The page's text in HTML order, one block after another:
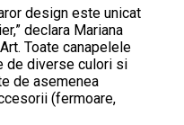
design este unicat
declara Mariana
Toate canapelele
de diverse culori si
de asemenea
(fermoare,